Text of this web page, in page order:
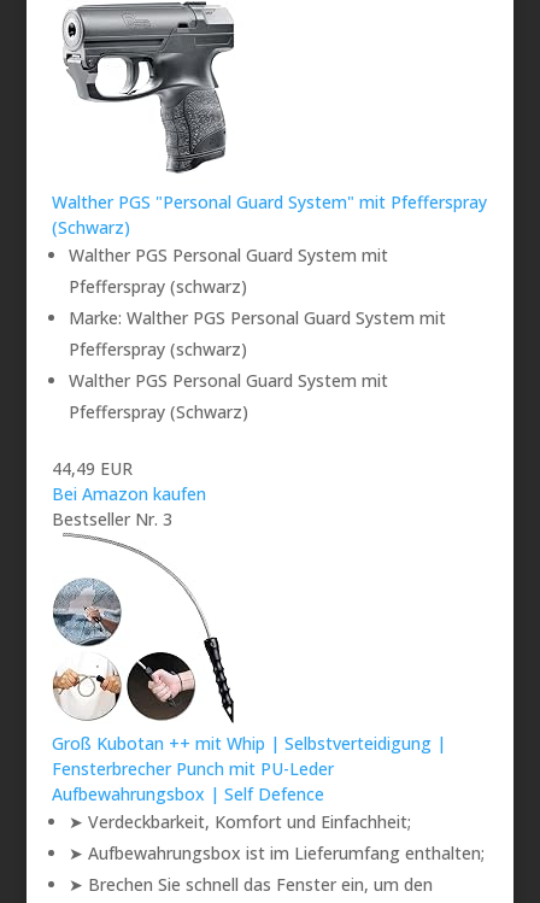
Walther PGS "Personal Guard System" mit Pfefferspray
(Schwarz)
Walther PGS Personal Guard System mit
Pfefferspray (schwarz)
Marke: Walther PGS Personal Guard System mit
Pfefferspray (schwarz)
Walther PGS Personal Guard System mit
Pfefferspray (Schwarz)
44,49 EUR
Bei Amazon kaufen
Bestseller Nr. 3
Groß Kubotan ++ mit Whip | Selbstverteidigung |
Fensterbrecher Punch mit PU-Leder
Aufbewahrungsbox | Self Defence
➤ Verdeckbarkeit, Komfort und Einfachheit;
➤ Aufbewahrungsbox ist im Lieferumfang enthalten;
➤ Brechen Sie schnell das Fenster ein, um den